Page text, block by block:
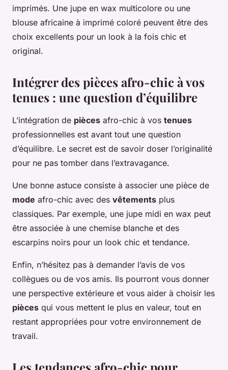
imprimés. Une jupe en wax multicolore ou une
blouse africaine à imprimé coloré peuvent être des
choix excellents pour un look à la fois chic et
original.
Intégrer des pièces afro-chic à vos
tenues : une question d’équilibre
L’intégration de pièces afro-chic à vos tenues
professionnelles est avant tout une question
d’équilibre. Le secret est de savoir doser l’originalité
pour ne pas tomber dans l’extravagance.
Une bonne astuce consiste à associer une pièce de
mode afro-chic avec des vêtements plus
classiques. Par exemple, une jupe midi en wax peut
être associée à une chemise blanche et des
escarpins noirs pour un look chic et tendance.
Enfin, n’hésitez pas à demander l’avis de vos
collègues ou de vos amis. Ils pourront vous donner
une perspective extérieure et vous aider à choisir les
pièces qui vous mettent le plus en valeur, tout en
restant appropriées pour votre environnement de
travail.